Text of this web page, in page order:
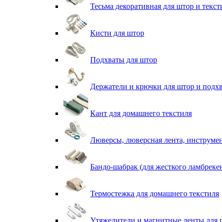
Тесьма декоративная для штор и
Кисти для штор
Подхваты для штор
Держатели и крючки для штор и
Кант для домашнего текстиля
Люверсы, люверсная лента,
Бандо-шабрак (для жесткого
Термостежка для домашнего текстиля
Утяжелители и магнитные ленты для